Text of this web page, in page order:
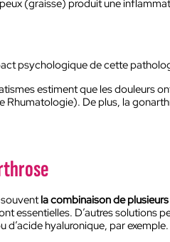
(graisse) produit une
psychologique de cette
estiment que les douleurs
De plus, la
souventla combinaison de
essentielles. D’autres
hyaluronique, par exemple.